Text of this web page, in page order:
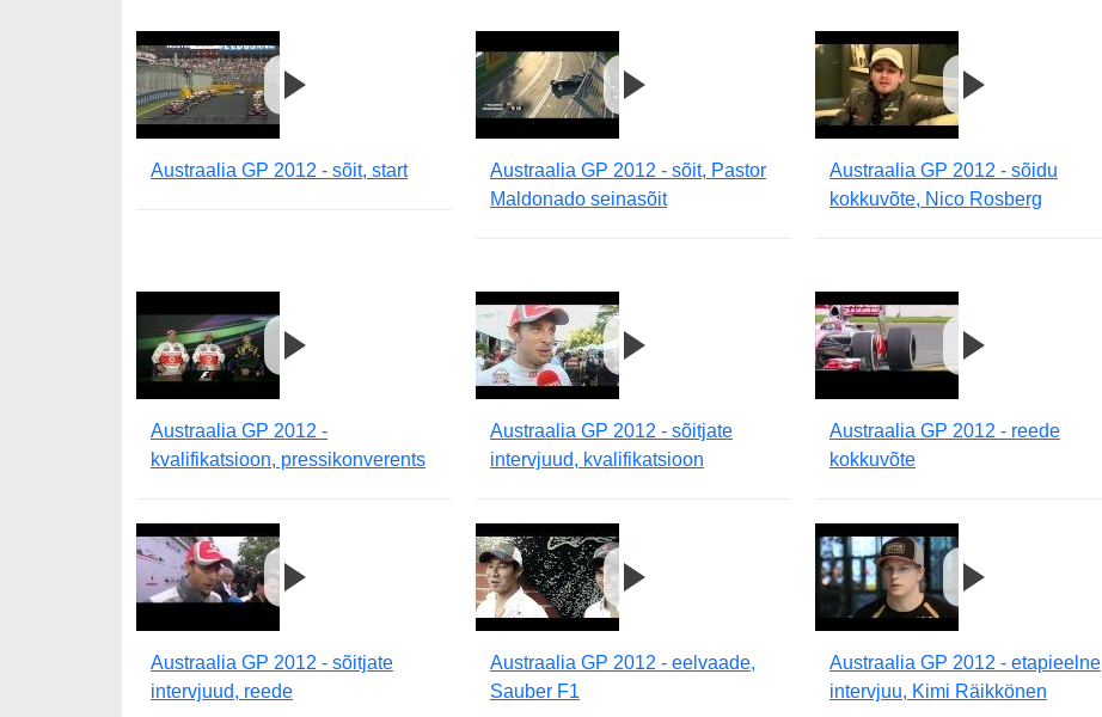
Austraalia GP 2012 - sõit, start
Austraalia GP 2012 - sõit, Pastor
Maldonado seinasõit
Austraalia GP 2012 - sõidu
kokkuvõte, Nico Rosberg
Austraalia GP 2012 -
kvalifikatsioon, pressikonverents
Austraalia GP 2012 - sõitjate
intervjuud, kvalifikatsioon
Austraalia GP 2012 - reede
kokkuvõte
Austraalia GP 2012 - sõitjate
intervjuud, reede
Austraalia GP 2012 - eelvaade,
Sauber F1
Austraalia GP 2012 - etapieelne
intervjuu, Kimi Räikkönen